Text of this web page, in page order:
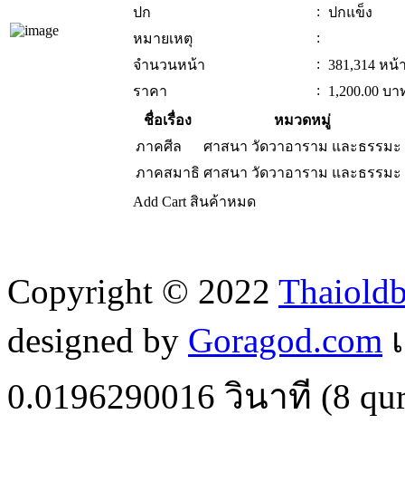
ปก
: ปกแข็ง
หมายเหตุ
:
จำนวนหน้า
: 381,314 หน้
ราคา
: 1,200.00 บา
ชื่อเรื่อง
หมวดหมู่
ภาคศีล
ศาสนา วัดวาอาราม และธรรมะ
ภาคสมาธิ ศาสนา วัดวาอาราม และธรรมะ
Add Cart สินค้าหมด
Copyright © 2022
designed by Goragod.com
0.0196290016 วินาที (8